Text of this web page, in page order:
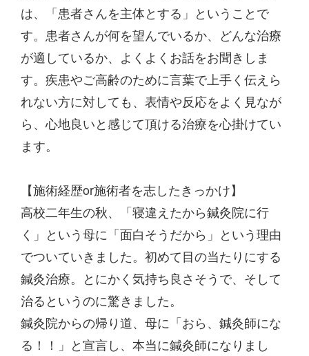
は、「患者さんを主体とする」ということで
す。患者さんが何を望んでいるか、どんな治療
が適しているか、よくよくお話をお聞きしま
す。疾患やご高齢のために言葉で上手く伝えら
れない方に対しても、表情や反応をよく見なが
ら、心地良いと感じて頂ける治療を心掛けてい
ます。
【施術経歴or施術者を志したきっかけ】
高校二年生の秋、「寝違えたから鍼灸院に行
く」という母に「面白そうだから」という理由
でついていきました。初めて目の当たりにする
鍼灸治療。とにかく気持ち良さそうで、そして
治るというのに驚きました。
鍼灸院からの帰り道、母に「おら、鍼灸師にな
る！！」と宣言し、本当に鍼灸師になりまし